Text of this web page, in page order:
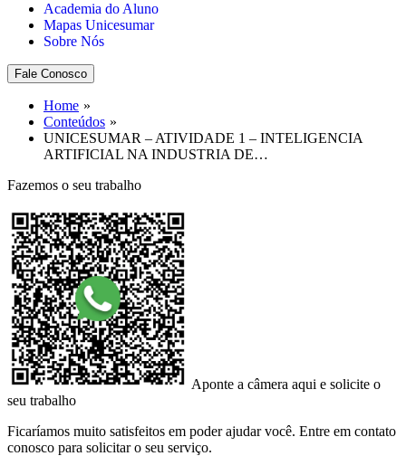
Academia do Aluno
Mapas Unicesumar
Sobre Nós
Fale Conosco
Home
Conteúdos
UNICESUMAR – ATIVIDADE 1 – INTELIGENCIA
ARTIFICIAL NA INDUSTRIA DE…
Fazemos o seu trabalho
Aponte a câmera aqui e solicite o
seu trabalho
Ficaríamos muito satisfeitos em poder ajudar você. Entre em contato
conosco para solicitar o seu serviço.